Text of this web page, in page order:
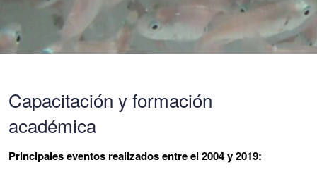
Capacitación y formación
académica
Principales eventos realizados entre el 2004 y 2019: